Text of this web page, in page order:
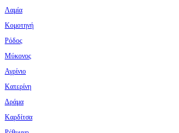
Λαμία
Κομοτηνή
Ρόδος
Μύκονος
Αγρίνιο
Κατερίνη
Δράμα
Καρδίτσα